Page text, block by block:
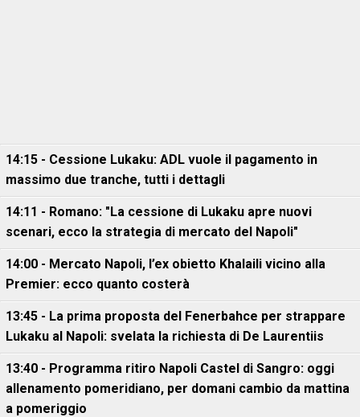
14:15 - Cessione Lukaku: ADL vuole il pagamento in
massimo due tranche, tutti i dettagli
14:11 - Romano: "La cessione di Lukaku apre nuovi
scenari, ecco la strategia di mercato del Napoli"
14:00 - Mercato Napoli, l’ex obietto Khalaili vicino alla
Premier: ecco quanto costerà
13:45 - La prima proposta del Fenerbahce per strappare
Lukaku al Napoli: svelata la richiesta di De Laurentiis
13:40 - Programma ritiro Napoli Castel di Sangro: oggi
allenamento pomeridiano, per domani cambio da mattina
a pomeriggio